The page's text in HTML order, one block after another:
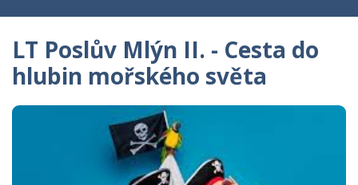
LT Poslův Mlýn II. - Cesta do
hlubin mořského světa